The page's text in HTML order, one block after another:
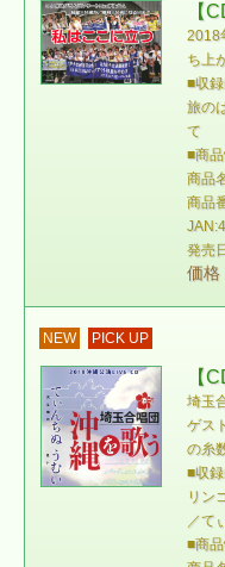
【
2018
ち上
■収
旅の
て
■商
商品
商品
発売
価格
NEW PICK UP
【
埼玉
ゲス
の糸
■収
リン
／て
■商